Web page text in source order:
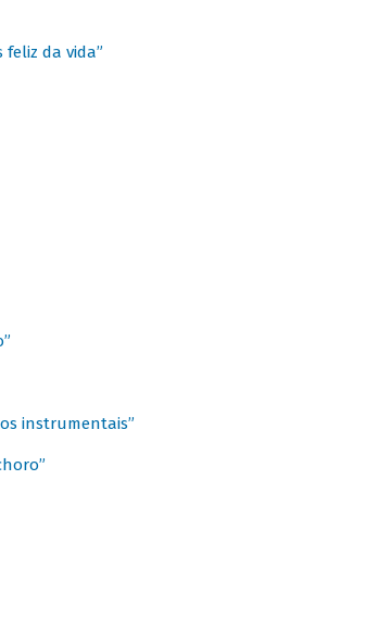
feliz da vida”
instrumentais”